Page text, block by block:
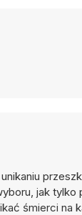
jak
śmierci na